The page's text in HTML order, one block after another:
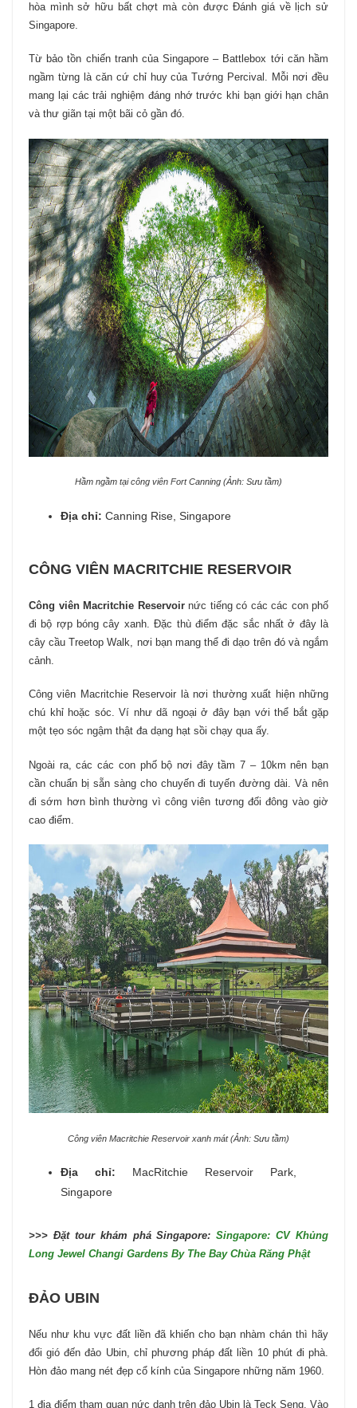
hòa mình sở hữu bất chợt mà còn được Đánh giá về lịch sử
Singapore.
Từ bảo tồn chiến tranh của Singapore – Battlebox tới căn hầm
ngầm từng là căn cứ chỉ huy của Tướng Percival. Mỗi nơi đều
mang lại các trải nghiệm đáng nhớ trước khi bạn giới hạn chân
và thư giãn tại một bãi cỏ gần đó.
Hầm ngầm tại công viên Fort Canning (Ảnh: Sưu tầm)
Địa chỉ: Canning Rise, Singapore
CÔNG VIÊN MACRITCHIE RESERVOIR
Công viên Macritchie Reservoir nức tiếng có các các con phố
đi bộ rợp bóng cây xanh. Đặc thù điểm đặc sắc nhất ở đây là
cây cầu Treetop Walk, nơi bạn mang thể đi dạo trên đó và ngắm
cảnh.
Công viên Macritchie Reservoir là nơi thường xuất hiện những
chú khỉ hoặc sóc. Ví như dã ngoại ở đây bạn với thể bắt gặp
một tẹo sóc ngậm thật đa dạng hạt sồi chạy qua ấy.
Ngoài ra, các các con phố bộ nơi đây tầm 7 – 10km nên bạn
cần chuẩn bị sẵn sàng cho chuyến đi tuyến đường dài. Và nên
đi sớm hơn bình thường vì công viên tương đối đông vào giờ
cao điểm.
Công viên Macritchie Reservoir xanh mát (Ảnh: Sưu tầm)
Địa chỉ:
MacRitchie Reservoir Park,
Singapore
>>> Đặt tour khám phá Singapore: Singapore: CV Khủng
Long Jewel Changi Gardens By The Bay Chùa Răng Phật
ĐẢO UBIN
Nếu như khu vực đất liền đã khiến cho bạn nhàm chán thì hãy
đổi gió đến đảo Ubin, chỉ phương pháp đất liền 10 phút đi phà.
Hòn đảo mang nét đẹp cổ kính của Singapore những năm 1960.
1 địa điểm tham quan nức danh trên đảo Ubin là Teck Seng. Vào